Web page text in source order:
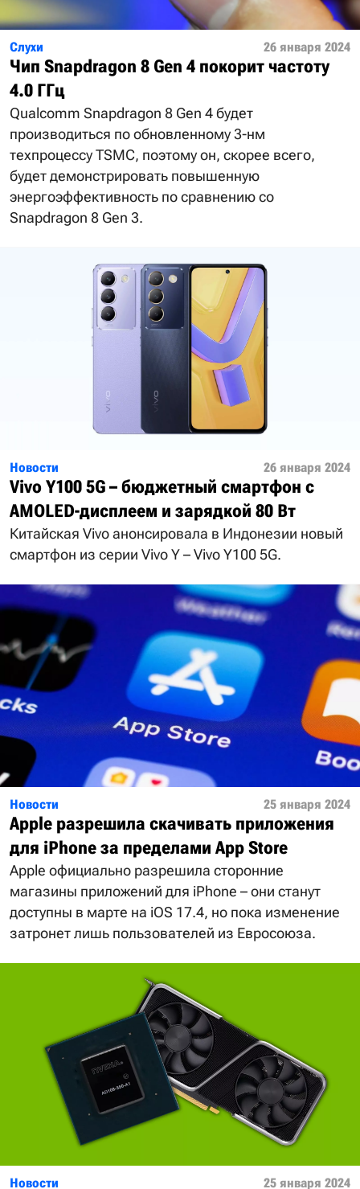
Слухи 26 января 2024
Чип Snapdragon 8 Gen 4 покорит частоту
4.0 ГГц
Qualcomm Snapdragon 8 Gen 4 будет
производиться по обновленному 3-нм
техпроцессу TSMC, поэтому он, скорее всего,
будет демонстрировать повышенную
энергоэффективность по сравнению со
Snapdragon 8 Gen 3.
Новости 26 января 2024
Vivo Y100 5G – бюджетный смартфон с
AMOLED-дисплеем и зарядкой 80 Вт
Китайская Vivo анонсировала в Индонезии новый
смартфон из серии Vivo Y – Vivo Y100 5G.
Новости 25 января 2024
Apple разрешила скачивать приложения
для iPhone за пределами App Store
Apple официально разрешила сторонние
магазины приложений для iPhone – они станут
доступны в марте на iOS 17.4, но пока изменение
затронет лишь пользователей из Евросоюза.
Новости 25 января 2024